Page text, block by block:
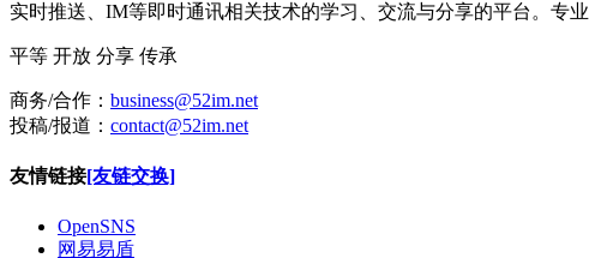
实时推送、IM等即时通讯相关技术的学习、交流与分享的平台。专
平等 开放 分享 传承
商务/合作： business@52im.net
投稿/报道： contact@52im.net
友情链接[友链交换]
OpenSNS
网易易盾